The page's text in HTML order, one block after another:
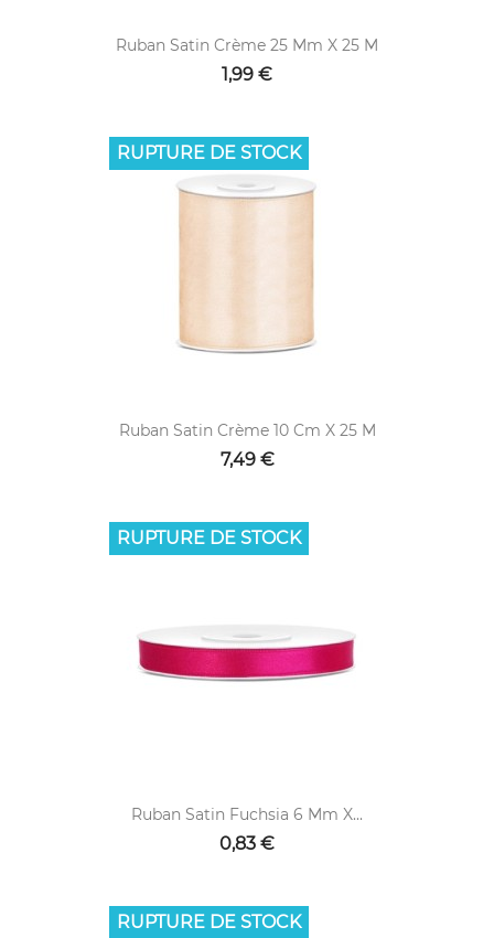
Ruban Satin Crème 25 Mm X 25 M
1,99 €
Ruban Satin Crème 10 Cm X 25 M
7,49 €
RUPTURE DE STOCK
Ruban Satin Fuchsia 6 Mm X...
0,83 €
RUPTURE DE STOCK
RUPTURE DE STOCK